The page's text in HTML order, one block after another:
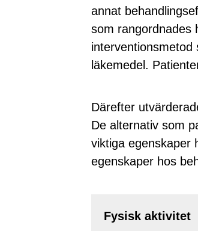
annat
som rangordnades
interventionsmetod
läkemedel.
Därefter
De alternativ som
viktiga egenskaper
egenskaper hos
Fysisk aktivitet